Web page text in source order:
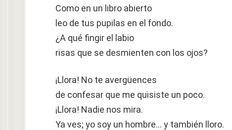
Como en un libro abierto
leo de tus pupilas en el fondo.
¿A qué fingir el labio
risas que se desmienten con los ojos?
¡Llora! No te avergüences
de confesar que me quisiste un poco.
¡Llora! Nadie nos mira.
Ya ves; yo soy un hombre… y también lloro.